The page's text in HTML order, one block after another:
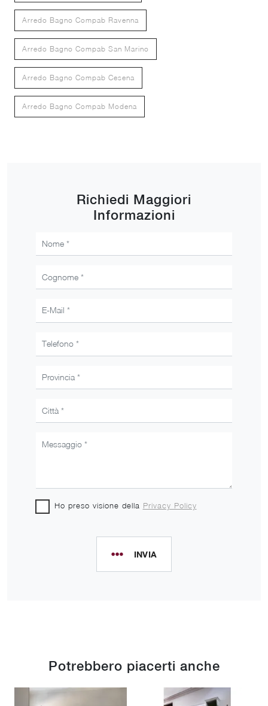
Arredo Bagno Compab Ravenna
Arredo Bagno Compab San Marino
Arredo Bagno Compab Cesena
Arredo Bagno Compab Modena
Richiedi Maggiori
Informazioni
Ho preso visione della Privacy Policy
INVIA
Potrebbero piacerti anche